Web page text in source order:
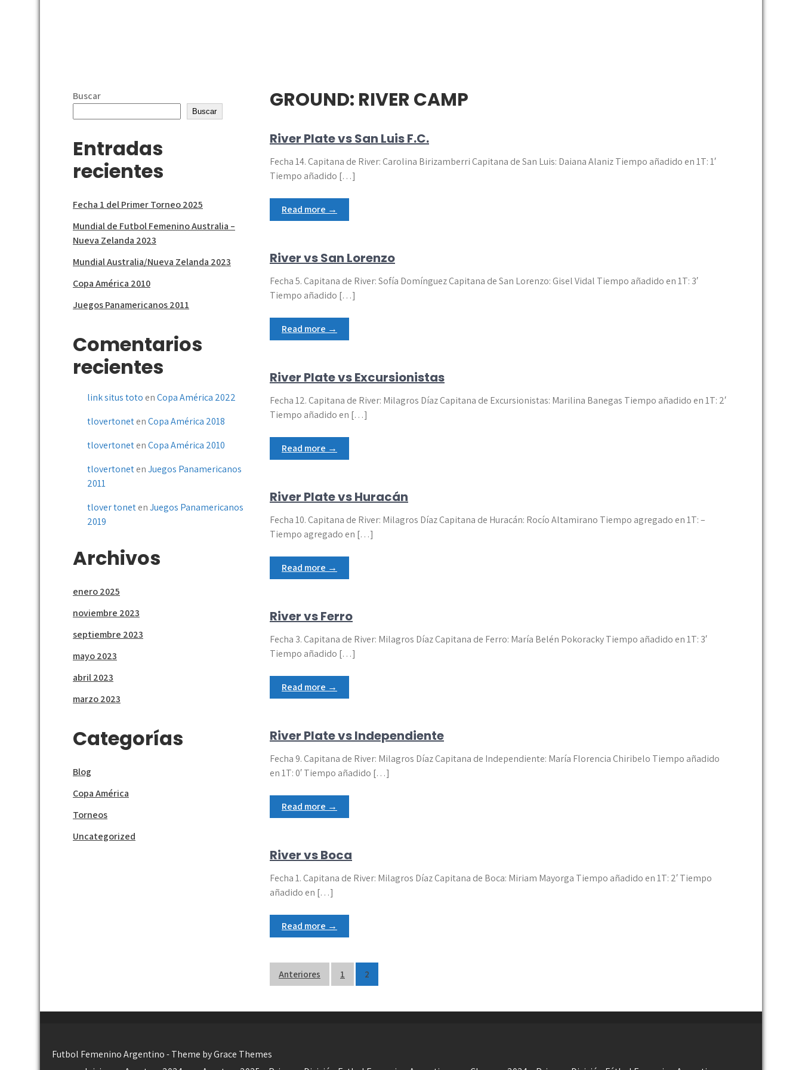
GROUND: RIVER CAMP
River Plate vs San Luis F.C.
Fecha 14. Capitana de River: Carolina Birizamberri Capitana de San Luis: Daiana Alaniz Tiempo añadido en 1T: 1′
Tiempo añadido […]
Read more →
River vs San Lorenzo
Fecha 5. Capitana de River: Sofía Domínguez Capitana de San Lorenzo: Gisel Vidal Tiempo añadido en 1T: 3′
Tiempo añadido […]
Read more →
River Plate vs Excursionistas
Fecha 12. Capitana de River: Milagros Díaz Capitana de Excursionistas: Marilina Banegas Tiempo añadido en 1T: 2′
Tiempo añadido en […]
Read more →
River Plate vs Huracán
Fecha 10. Capitana de River: Milagros Díaz Capitana de Huracán: Rocío Altamirano Tiempo agregado en 1T: –
Tiempo agregado en […]
Read more →
River vs Ferro
Fecha 3. Capitana de River: Milagros Díaz Capitana de Ferro: María Belén Pokoracky Tiempo añadido en 1T: 3′
Tiempo añadido […]
Read more →
River Plate vs Independiente
Fecha 9. Capitana de River: Milagros Díaz Capitana de Independiente: María Florencia Chiribelo Tiempo añadido
en 1T: 0′ Tiempo añadido […]
Read more →
River vs Boca
Fecha 1. Capitana de River: Milagros Díaz Capitana de Boca: Miriam Mayorga Tiempo añadido en 1T: 2′ Tiempo
añadido en […]
Read more →
Paginación
Anteriores 1 2
Buscar
Buscar
Entradas
recientes
Fecha 1 del Primer Torneo 2025
Mundial de Futbol Femenino Australia –
Nueva Zelanda 2023
Mundial Australia/Nueva Zelanda 2023
Copa América 2010
Juegos Panamericanos 2011
Comentarios
recientes
link situs toto enCopa América 2022
tlovertonetenCopa América 2018
tlovertonetenCopa América 2010
tlovertonetenJuegos Panamericanos
2011
tlover tonetenJuegos Panamericanos
2019
Archivos
enero 2025
noviembre 2023
septiembre 2023
mayo 2023
abril 2023
marzo 2023
Categorías
Blog
Copa América
Torneos
Uncategorized
Futbol Femenino Argentino - Theme by Grace Themes